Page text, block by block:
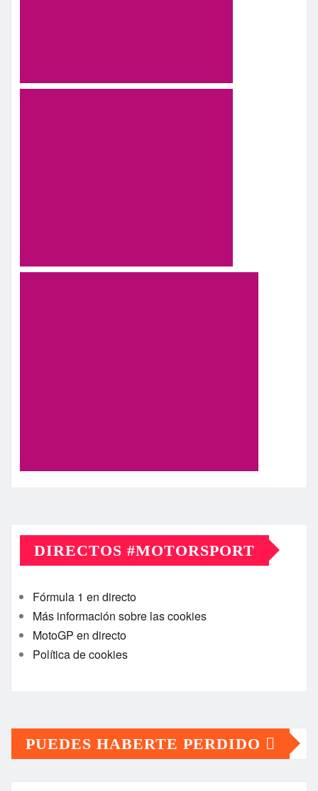
DIRECTOS #MOTORSPORT
Fórmula 1 en directo
Más información sobre las cookies
MotoGP en directo
Política de cookies
PUEDES HABERTE PERDIDO